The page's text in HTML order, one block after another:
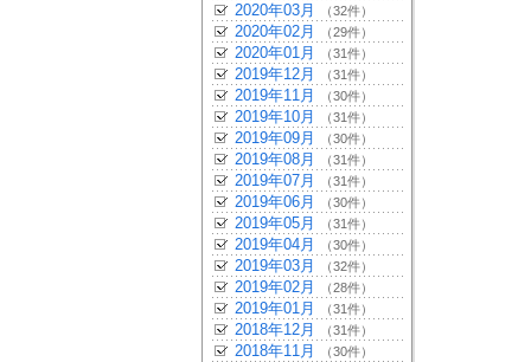
2020年03月 （32件）
2020年02月 （29件）
2020年01月 （31件）
2019年12月 （31件）
2019年11月 （30件）
2019年10月 （31件）
2019年09月 （30件）
2019年08月 （31件）
2019年07月 （31件）
2019年06月 （30件）
2019年05月 （31件）
2019年04月 （30件）
2019年03月 （32件）
2019年02月 （28件）
2019年01月 （31件）
2018年12月 （31件）
2018年11月 （30件）